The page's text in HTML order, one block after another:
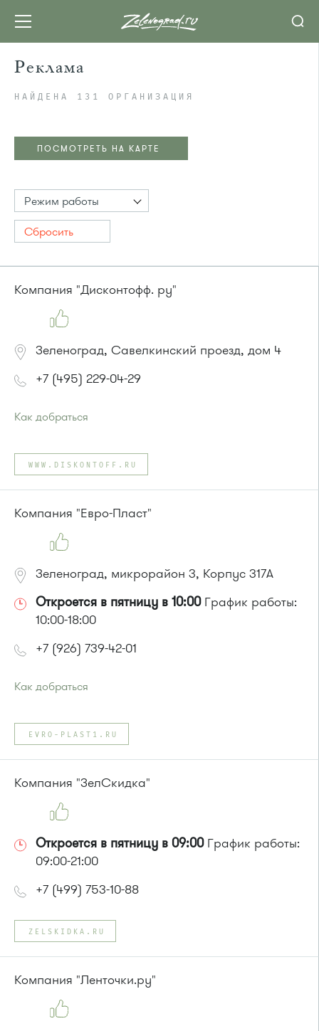
Реклама
НАЙДЕНА 131 ОРГАНИЗАЦИЯ
ПОСМОТРЕТЬ НА КАРТЕ
Режим работы
Сбросить
Компания "Дисконтофф. ру"
Зеленоград, Савелкинский проезд, дом 4
+7 (495) 229-04-29
Как добраться
Автобусы № 2, 3, 9, 11, 19, 31, 32.
Маршрутка № 409м, 419м
или до остановки"Товары для дома":
Маршрутка № 408м, 419м, 476м
WWW.DISKONTOFF.RU
Компания "Евро-Пласт"
Зеленоград, микрорайон 3, Корпус 317А
Откроется в пятницу в 10:00График работы:
10:00-18:00
+7 (926) 739-42-01
Как добраться
Автобусы № 3, 9, 11, 19, 31, 32.
Маршрутка № 409м, 419м, 476м
или до остановки"Музыкальная школа":
Маршрутка № 419м, 720м, 900, 903
EVRO-PLAST1.RU
Компания "ЗелСкидка"
Откроется в пятницу в 09:00График работы:
09:00-21:00
+7 (499) 753-10-88
ZELSKIDKA.RU
Компания "Ленточки.ру"